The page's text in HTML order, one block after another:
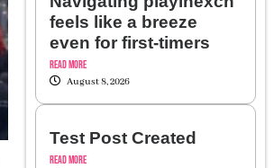
feels like a breeze
even for first-timers
Read More
August 8, 2026
Test Post Created
Read More